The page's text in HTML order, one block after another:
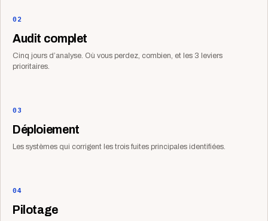
02
Audit complet
Cinq jours d’analyse. Où vous perdez, combien, et les 3 leviers
prioritaires.
03
Déploiement
Les systèmes qui corrigent les trois fuites principales identifiées.
04
Pilotage